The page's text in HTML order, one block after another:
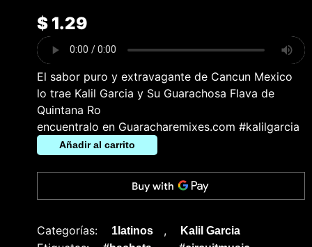
$1.29
El sabor puro y extravagante de Cancun Mexico
lo trae Kalil Garcia y Su Guarachosa Flava de
Quintana Ro
encuentralo en Guaracharemixes.com #kalilgarcia
Añadir al carrito
Categorías: 1latinos , Kalil Garcia